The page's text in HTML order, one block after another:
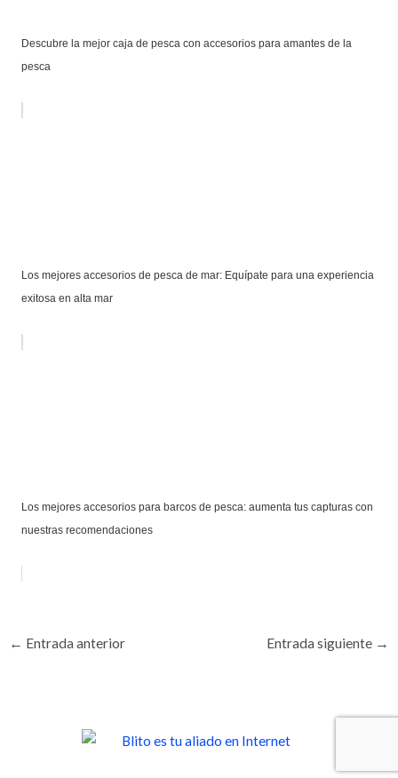
Descubre la mejor caja de pesca con accesorios para amantes de la
pesca
Los mejores accesorios de pesca de mar: Equípate para una experiencia
exitosa en alta mar
Los mejores accesorios para barcos de pesca: aumenta tus capturas con
nuestras recomendaciones
← Entrada anterior Entrada siguiente →